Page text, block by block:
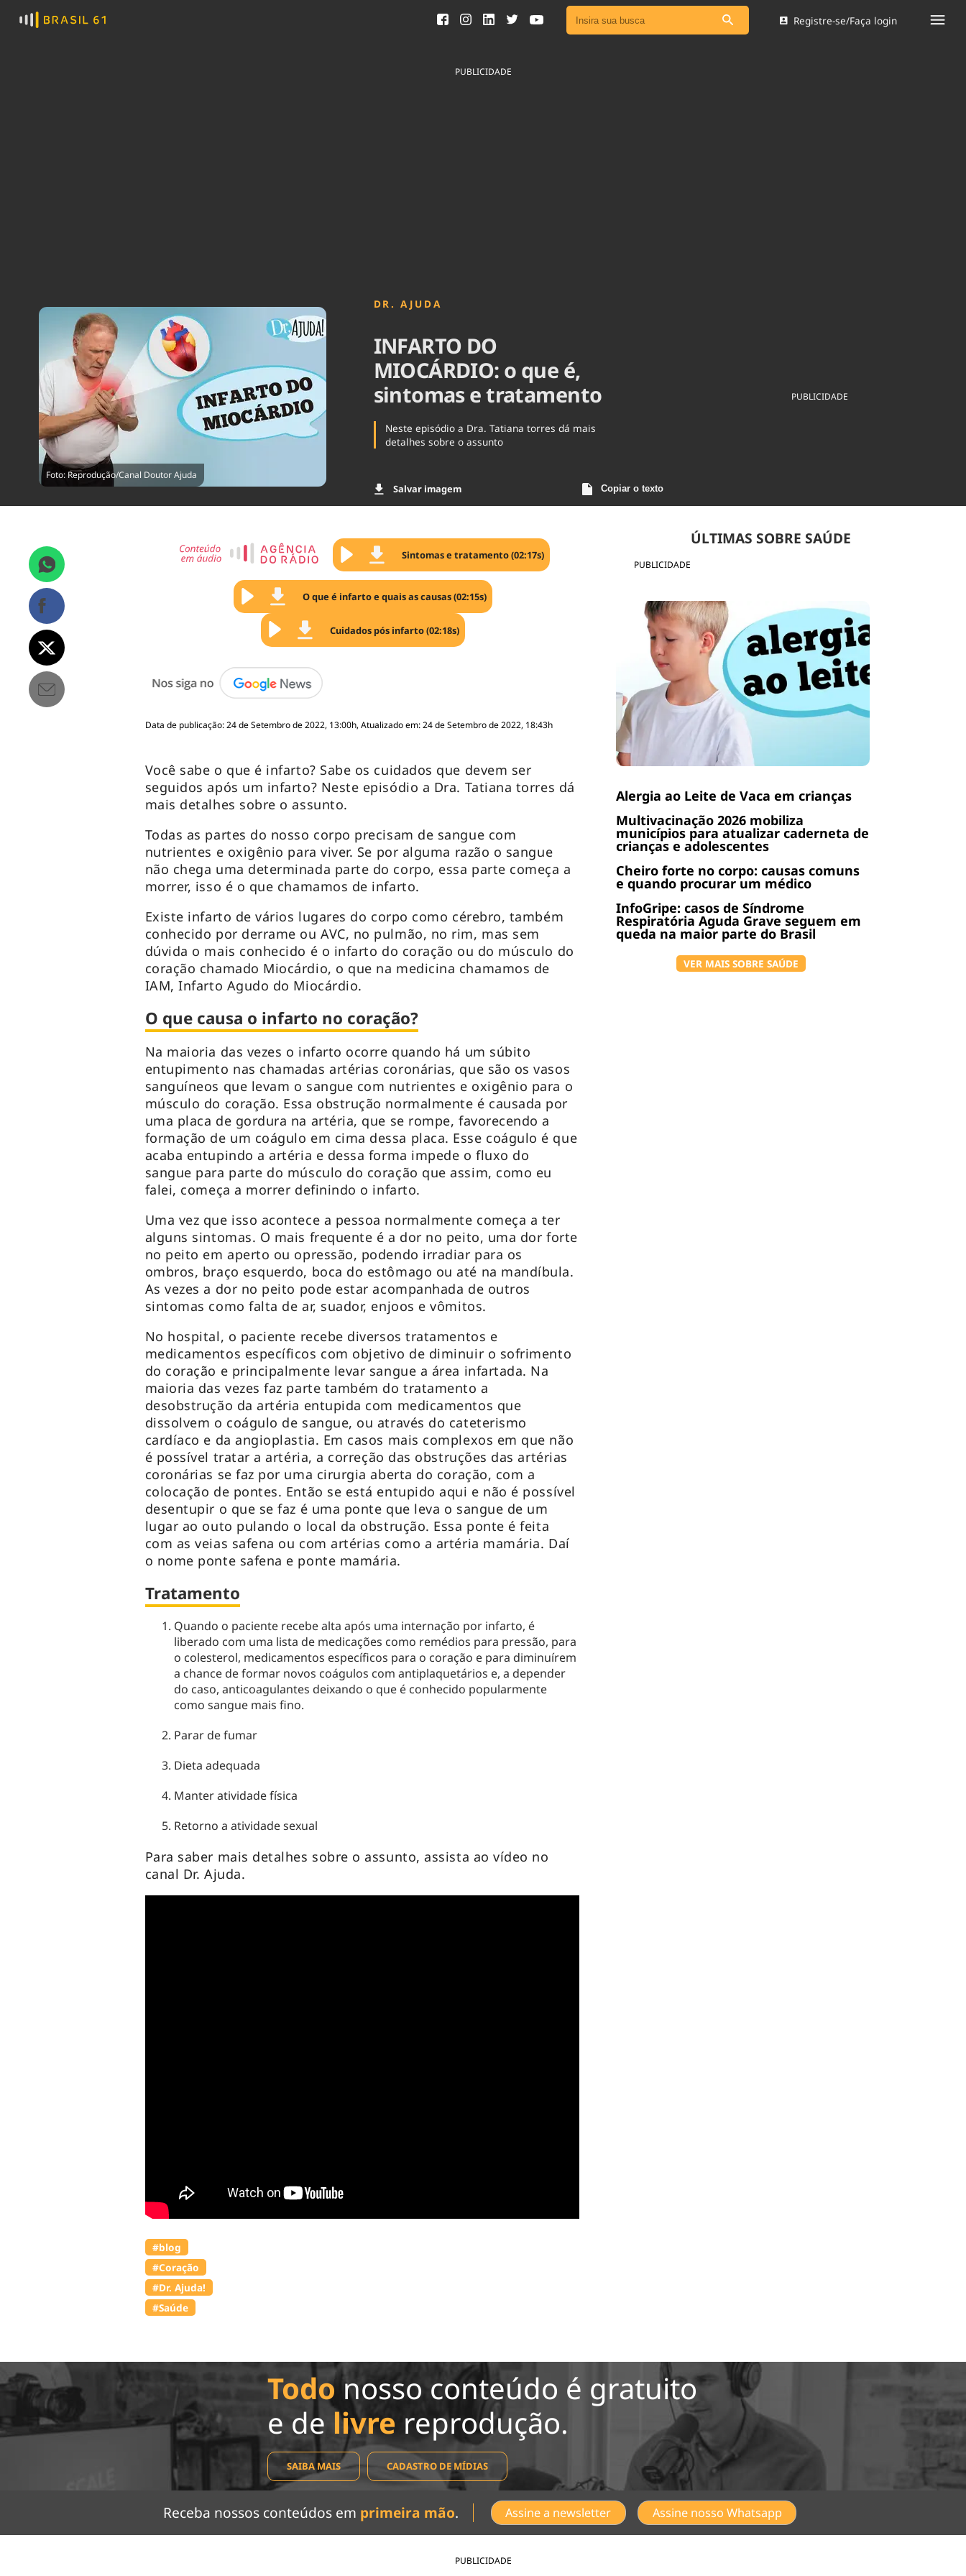
Ver todas as notícias
Cinema
Registre-se/Faça login
PUBLICIDADE
Foto: Reprodução/Canal Doutor Ajuda
DR. AJUDA
INFARTO DO
MIOCÁRDIO: o que é,
sintomas e tratamento
Neste episódio a Dra. Tatiana torres dá mais
detalhes sobre o assunto
Salvar imagem Copiar o texto
PUBLICIDADE
PUBLICIDADE
ÚLTIMAS SOBRE SAÚDE
Alergia ao Leite de Vaca em crianças
Multivacinação 2026 mobiliza
municípios para atualizar caderneta de
crianças e adolescentes
Cheiro forte no corpo: causas comuns
e quando procurar um médico
InfoGripe: casos de Síndrome
Respiratória Aguda Grave seguem em
queda na maior parte do Brasil
VER MAIS SOBRE SAÚDE
Sintomas e tratamento (02:17s)
O que é infarto e quais as causas (02:15s)
Cuidados pós infarto (02:18s)
Data de publicação: 24 de Setembro de 2022, 13:00h, Atualizado em: 24 de Setembro de 2022, 18:43h
Você sabe o que é infarto? Sabe os cuidados que devem ser
seguidos após um infarto? Neste episódio a Dra. Tatiana torres dá
mais detalhes sobre o assunto.
Todas as partes do nosso corpo precisam de sangue com
nutrientes e oxigênio para viver. Se por alguma razão o sangue
não chega uma determinada parte do corpo, essa parte começa a
morrer, isso é o que chamamos de infarto.
Existe infarto de vários lugares do corpo como cérebro, também
conhecido por derrame ou AVC, no pulmão, no rim, mas sem
dúvida o mais conhecido é o infarto do coração ou do músculo do
coração chamado Miocárdio, o que na medicina chamamos de
IAM, Infarto Agudo do Miocárdio.
O que causa o infarto no coração?
Na maioria das vezes o infarto ocorre quando há um súbito
entupimento nas chamadas artérias coronárias, que são os vasos
sanguíneos que levam o sangue com nutrientes e oxigênio para o
músculo do coração. Essa obstrução normalmente é causada por
uma placa de gordura na artéria, que se rompe, favorecendo a
formação de um coágulo em cima dessa placa. Esse coágulo é que
acaba entupindo a artéria e dessa forma impede o fluxo do
sangue para parte do músculo do coração que assim, como eu
falei, começa a morrer definindo o infarto.
Uma vez que isso acontece a pessoa normalmente começa a ter
alguns sintomas. O mais frequente é a dor no peito, uma dor forte
no peito em aperto ou opressão, podendo irradiar para os
ombros, braço esquerdo, boca do estômago ou até na mandíbula.
As vezes a dor no peito pode estar acompanhada de outros
sintomas como falta de ar, suador, enjoos e vômitos.
No hospital, o paciente recebe diversos tratamentos e
medicamentos específicos com objetivo de diminuir o sofrimento
do coração e principalmente levar sangue a área infartada. Na
maioria das vezes faz parte também do tratamento a
desobstrução da artéria entupida com medicamentos que
dissolvem o coágulo de sangue, ou através do cateterismo
cardíaco e da angioplastia. Em casos mais complexos em que não
é possível tratar a artéria, a correção das obstruções das artérias
coronárias se faz por uma cirurgia aberta do coração, com a
colocação de pontes. Então se está entupido aqui e não é possível
desentupir o que se faz é uma ponte que leva o sangue de um
lugar ao outo pulando o local da obstrução. Essa ponte é feita
com as veias safena ou com artérias como a artéria mamária. Daí
o nome ponte safena e ponte mamária.
Tratamento
Quando o paciente recebe alta após uma internação por infarto, é
liberado com uma lista de medicações como remédios para pressão, para
o colesterol, medicamentos específicos para o coração e para diminuírem
a chance de formar novos coágulos com antiplaquetários e, a depender
do caso, anticoagulantes deixando o que é conhecido popularmente
como sangue mais fino.
Parar de fumar
Dieta adequada
Manter atividade física
Retorno a atividade sexual
Para saber mais detalhes sobre o assunto, assista ao vídeo no
canal Dr. Ajuda.
#blog
#Coração
#Dr. Ajuda!
#Saúde
Todonosso conteúdo é gratuito
e de livre reprodução.
SAIBA MAIS CADASTRO DE MÍDIAS
Receba nossos conteúdos em primeira mão. Assine a newsletter Assine nosso Whatsapp
PUBLICIDADE